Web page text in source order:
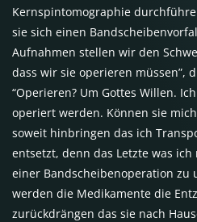
Kernspintomographie
sie sich einen
Aufnahmen stellen wir den
dass wir sie operieren müssen”,
“Operieren? Um Gottes Willen.
operiert werden. Können sie
soweit hinbringen das ich
entsetzt, denn das Letzte was
einer Bandscheibenoperation zu
werden die Medikamente die
zurückdrängen das sie nach